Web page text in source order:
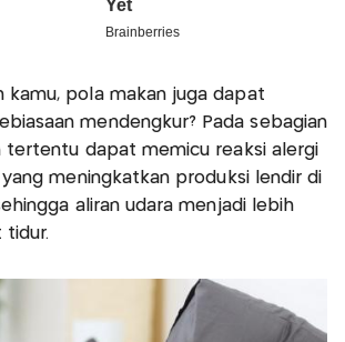
kamu, pola makan juga dapat
mendengkur? Pada sebagian
tertentu dapat memicu reaksi alergi
meningkatkan produksi lendir di
aliran udara menjadi lebih
tidur.